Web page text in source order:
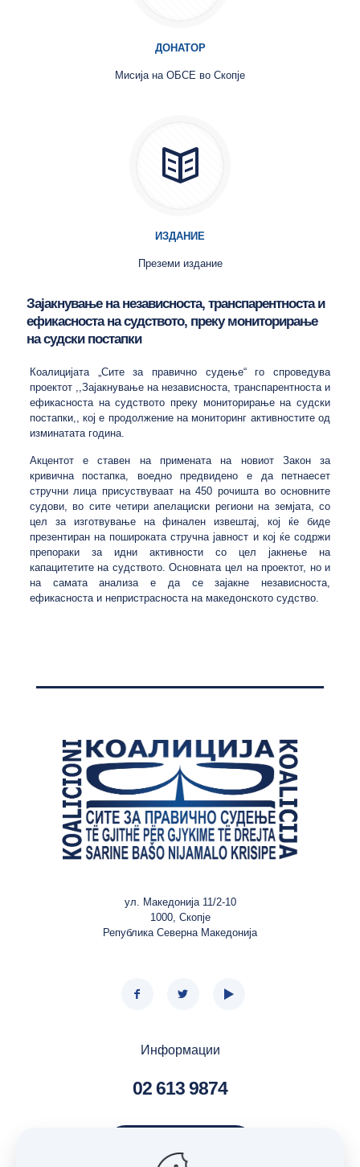
ДОНАТОР
Мисија на ОБСЕ во Скопје
ИЗДАНИЕ
Преземи издание
Зајакнување на независноста, транспарентноста и
ефикасноста на судството, преку мониторирање
на судски постапки
Коалицијата „Сите за правично судење“ го спроведува
проектот ,,Зајакнување на независноста, транспарентноста и
ефикасноста на судството преку мониторирање на судски
постапки,, кој е продолжение на мониторинг активностите од
изминатата година.
Акцентот е ставен на примената на новиот Закон за
кривична постапка, воедно предвидено е да петнаесет
стручни лица присуствуваат на 450 рочишта во основните
судови, во сите четири апелациски региони на земјата, со
цел за изготвување на финален извештај, кој ќе биде
презентиран на пошироката стручна јавност и кој ќе содржи
препораки за идни активности со цел јакнење на
капацитетите на судството. Основната цел на проектот, но и
на самата анализа е да се зајакне независноста,
ефикасноста и непристрасноста на македонското судство.
ул. Македонија 11/2-10
1000, Скопје
Република Северна Македонија
Информации
02 613 9874